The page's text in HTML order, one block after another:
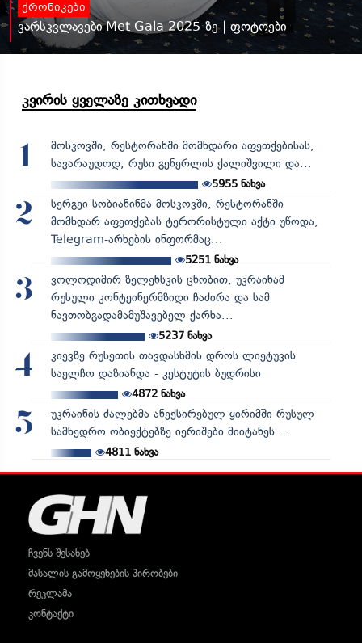
ქრონიკები
ვარსკვლავები Met Gala 2025-ზე | ფოტოები
კვირის ყველაზე კითხვადი
1
მოსკოვში, რესტორანში მომხდარი აფეთქებისას,
სავარაუდოდ, რუსი გენერლის ქალიშვილი და...
5955 ნახვა
2
სერგეი სობიანინმა მოსკოვში, რესტორანში
მომხდარ აფეთქებას ტერორისტული აქტი უწოდა,
Telegram-არხების ინფორმაც...
5251ნახვა
3
ვოლოდიმირ ზელენსკის ცნობით, უკრაინამ
რუსული კონტეინერმზიდი ჩაძირა და სამ
ნავთობგადამამუშავებელ ქარხა...
5237ნახვა
4
კიევზე რუსეთის თავდასხმის დროს ლიეტუვის
საელჩო დაზიანდა - კესტუტის ბუდრისი
4872ნახვა
5
უკრაინის ძალებმა ანექსირებულ ყირიმში რუსულ
სამხედრო ობიექტებზე იერიშები მიიტანეს...
4811ნახვა
ჩვენს შესახებ
მასალის გამოყენების პირობები
რეკლამა
კონტაქტი